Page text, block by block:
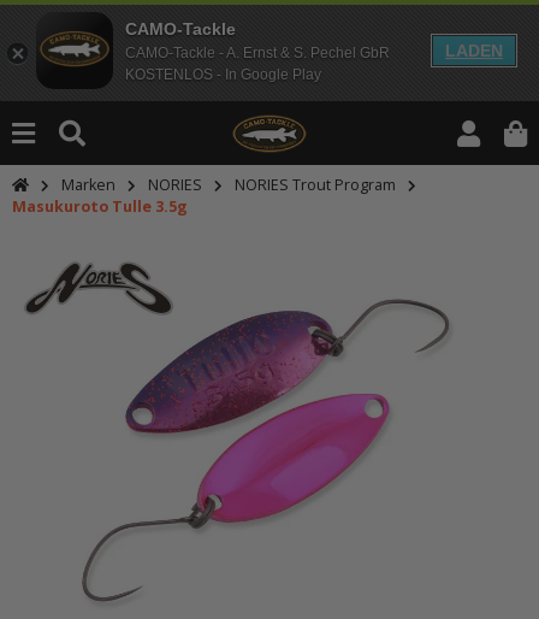
CAMO-Tackle
CAMO-Tackle - A. Ernst & S. Pechel GbR
KOSTENLOS - In Google Play
LADEN
Marken NORIES
NORIES Trout Program
Masukuroto Tulle 3.5g
Möchtest Du Inhalte von
bitte in den Einstellungen zur
lade